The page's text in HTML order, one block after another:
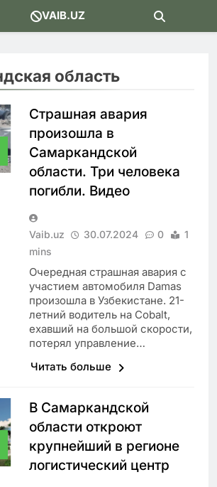
VAIB.UZ
область
Страшная авария
произошла в
Самаркандской
области. Три человека
погибли. Видео
Vaib.uz 30.07.2024 0
1
mins
Очередная страшная авария с
участием автомобиля Damas
произошла в Узбекистане. 21-
летний водитель на Cobalt,
ехавший на большой скорости,
потерял управление…
Читать больше
В Самаркандской
области откроют
крупнейший в регионе
логистический центр